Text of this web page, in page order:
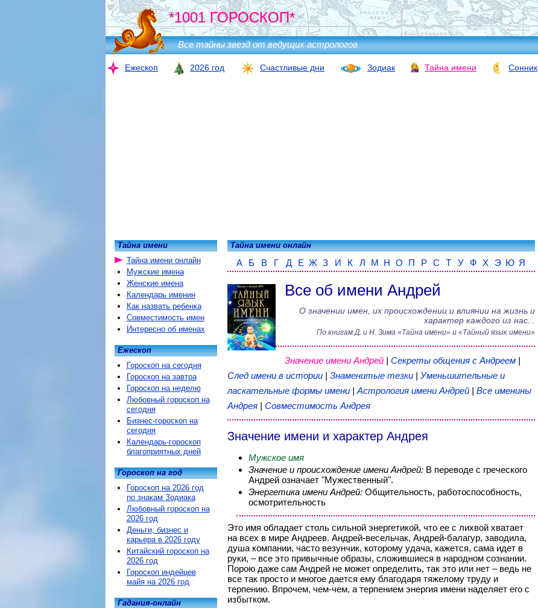
*1001 ГОРОСКОП*
Все тайны звезд от ведущих астрологов
Ежескоп 2026 год Счастливые дни Зодиак Тайна имени Сонник
Тайна имени онлайн
А Б В Г Д Е Ж З И К Л М Н О П Р С Т У Ф Х Э Ю Я
Все об имени Андрей
О значении имен, их происхождении и влиянии на жизнь и
характер каждого из нас...
По книгамД. и Н. Зима«Тайна имени» и «Тайный язык имени»
Значение имени Андрей| Секреты общения с Андреем |
След имени в истории| Знаменитые тезки| Уменьшительные и
ласкательные формы имени| Астрология имени Андрей| Все именины
Андрея | Совместимость Андрея
Значение имени и характер Андрея
Мужское имя
Значение и происхождение имени Андрей: В переводе с греческого
Андрей означает "Мужественный".
Энергетика имени Андрей: Общительность, работоспособность,
осмотрительность
Это имя обладает столь сильной энергетикой, что ее с лихвой хватает
на всех в мире Андреев. Андрей-весельчак, Андрей-балагур, заводила,
душа компании, часто везунчик, которому удача, кажется, сама идет в
руки, – все это привычные образы, сложившиеся в народном сознании.
Порою даже сам Андрей не может определить, так это или нет – ведь не
все так просто и многое дается ему благодаря тяжелому труду и
терпению. Впрочем, чем-чем, а терпением энергия имени наделяет его с
избытком.
Тайна имени
Тайна имени онлайн
Мужские имена
Женские имена
Календарь именин
Как назвать ребенка
Совместимость имен
Интересно об именах
Ежескоп
Гороскоп на сегодня
Гороскоп на завтра
Гороскоп на неделю
Любовный гороскоп на
сегодня
Бизнес-гороскоп на
сегодня
Календарь-гороскоп
благоприятных дней
Гороскоп на год
Гороскоп на 2026 год
по знакам Зодиака
Любовный гороскоп на
2026 год
Деньги, бизнес и
карьера в 2026 году
Китайский гороскоп на
2026 год
Гороскоп индейцев
майя на 2026 год
Гадания-онлайн